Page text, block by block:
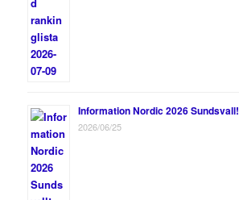
Information Nordic 2026 Sundsvall!
2026/06/25